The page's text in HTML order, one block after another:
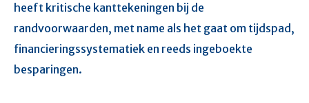
heeft kritische kanttekeningen bij de
randvoorwaarden, met name als het gaat om tijdspad,
financieringssystematiek en reeds ingeboekte
besparingen.